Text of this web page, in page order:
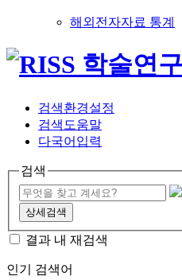
해외전자자료 통계
검색환경설정
검색도움말
다국어입력
검색
상세검색
결과 내 재검색
인기 검색어